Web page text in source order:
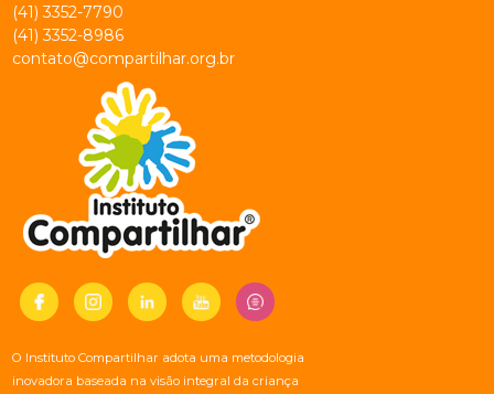
(41) 3352-7790
(41) 3352-8986
contato@compartilhar.org.br
O Instituto Compartilhar adota uma metodologia
inovadora baseada na visão integral da criança